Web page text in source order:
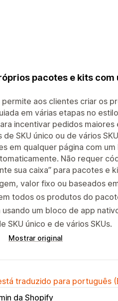
pacotes e kits
aos clientes criar os
em várias etapas no
incentivar pedidos
SKU único ou de vários
em qualquer página com
Não requer
sua caixa” para pacotes e
valor fixo ou baseados
todos os produtos do
um bloco de app
único e de vários SKUs.
Mostrar original
traduzido para português
da Shopify